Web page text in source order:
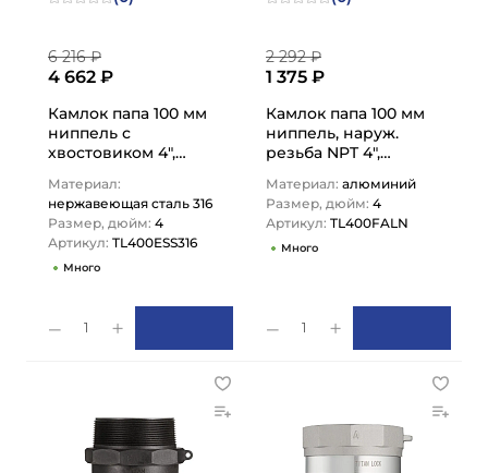
6 216 ₽
4 662 ₽
Камлок папа 100 мм
ниппель с
хвостовиком 4",
TITAN LOCK
Материал:
нержавеющая сталь 316
Размер, дюйм: 4
Артикул: TL400ESS316
Много
1
2 292 ₽
1 375 ₽
Камлок папа 100 мм
ниппель, наруж.
резьба NPT 4",
LOCK
Материал: алюминий
Размер, дюйм: 4
Артикул: TL400FALN
Много
1